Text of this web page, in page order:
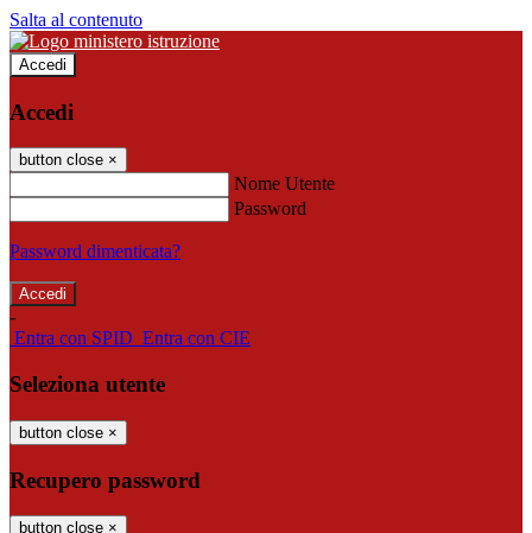
Salta al contenuto
Accedi
Accedi
button close ×
Nome Utente
Password
Password dimenticata?
-
Entra con SPID Entra con CIE
Seleziona utente
button close ×
Recupero password
button close ×